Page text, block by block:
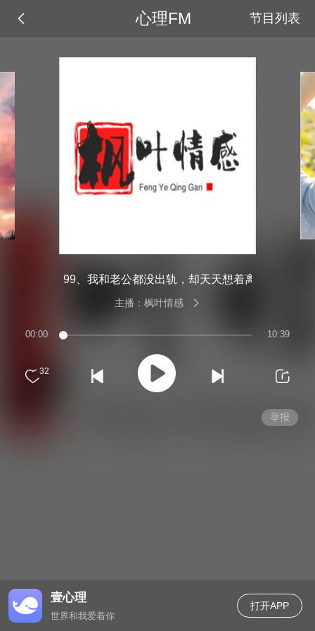
心理FM 节目列表
99、我和老公都没出轨，却天天想着离婚
主播：枫叶情感
00:00 10:39
32
举报
壹心理
世界和我爱着你
打开APP